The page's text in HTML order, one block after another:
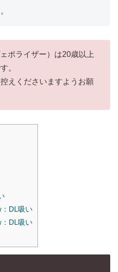
ポライザー）は20歳以上
。
えくださいますようお願
DL吸い
DL吸い